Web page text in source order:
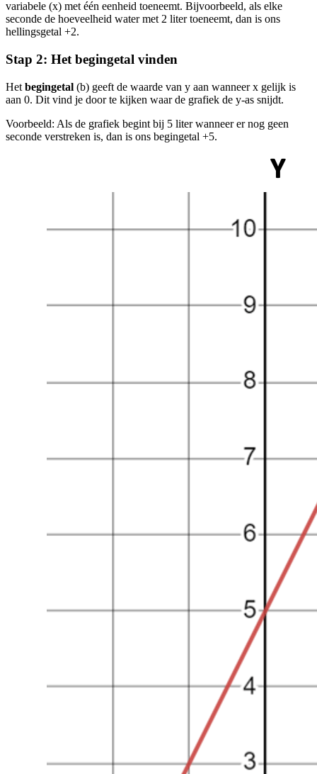
variabele (x) met één eenheid toeneemt. Bijvoorbeeld, als elke
seconde de hoeveelheid water met 2 liter toeneemt, dan is ons
hellingsgetal +2.
Stap 2: Het begingetal vinden
Het begingetal (b) geeft de waarde van y aan wanneer x gelijk is
aan 0. Dit vind je door te kijken waar de grafiek de y-as snijdt.
Voorbeeld: Als de grafiek begint bij 5 liter wanneer er nog geen
seconde verstreken is, dan is ons begingetal +5.